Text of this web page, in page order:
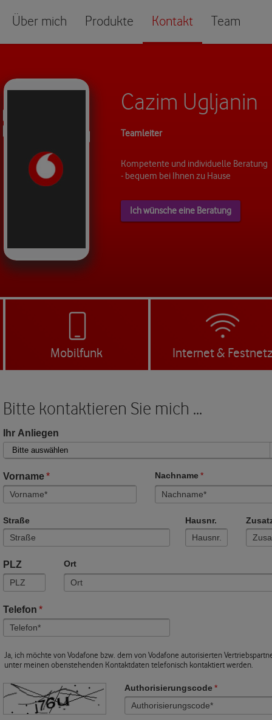
Über mich Produkte Kontakt Team
Cazim Ugljanin
Teamleiter
Kompetente und individuelle Beratung
- bequem bei Ihnen zu Hause
Ich wünsche eine Beratung
Mobilfunk Internet &
Bitte kontaktieren Sie mich ...
Ihr Anliegen
Vorname* Nachname*
Straße Hausnr.
PLZ Ort
Telefon *
Ja, ich möchte von Vodafone bzw. dem von Vodafone autorisierten
unter meinen obenstehenden Kontaktdaten telefonisch kontaktiert werden.
Authorisierungscode*